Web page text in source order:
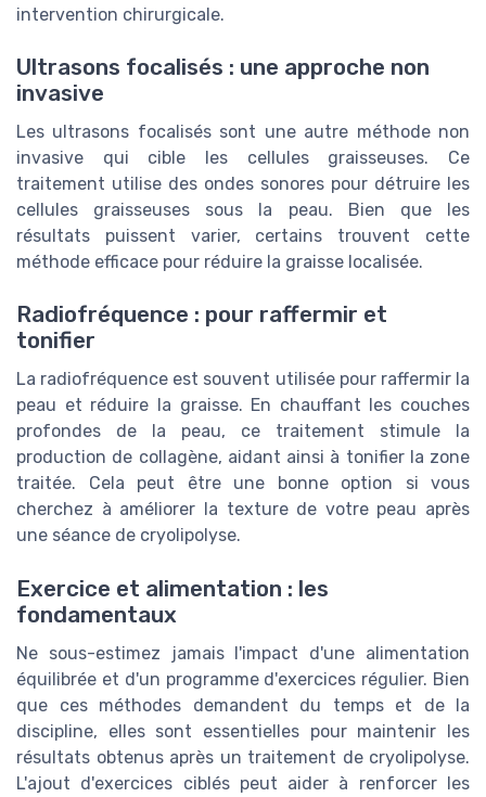
intervention chirurgicale.
Ultrasons focalisés : une approche non
invasive
Les ultrasons focalisés sont une autre méthode non
invasive qui cible les cellules graisseuses. Ce
traitement utilise des ondes sonores pour détruire les
cellules graisseuses sous la peau. Bien que les
résultats puissent varier, certains trouvent cette
méthode efficace pour réduire la graisse localisée.
Radiofréquence : pour raffermir et
tonifier
La radiofréquence est souvent utilisée pour raffermir la
peau et réduire la graisse. En chauffant les couches
profondes de la peau, ce traitement stimule la
production de collagène, aidant ainsi à tonifier la zone
traitée. Cela peut être une bonne option si vous
cherchez à améliorer la texture de votre peau après
une séance de cryolipolyse.
Exercice et alimentation : les
fondamentaux
Ne sous-estimez jamais l'impact d'une alimentation
équilibrée et d'un programme d'exercices régulier. Bien
que ces méthodes demandent du temps et de la
discipline, elles sont essentielles pour maintenir les
résultats obtenus après un traitement de cryolipolyse.
L'ajout d'exercices ciblés peut aider à renforcer les